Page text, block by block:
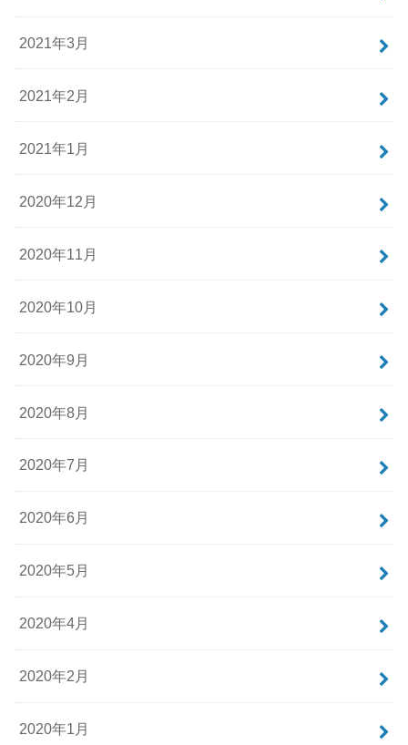
2021年3月
2021年2月
2021年1月
2020年12月
2020年11月
2020年10月
2020年9月
2020年8月
2020年7月
2020年6月
2020年5月
2020年4月
2020年2月
2020年1月